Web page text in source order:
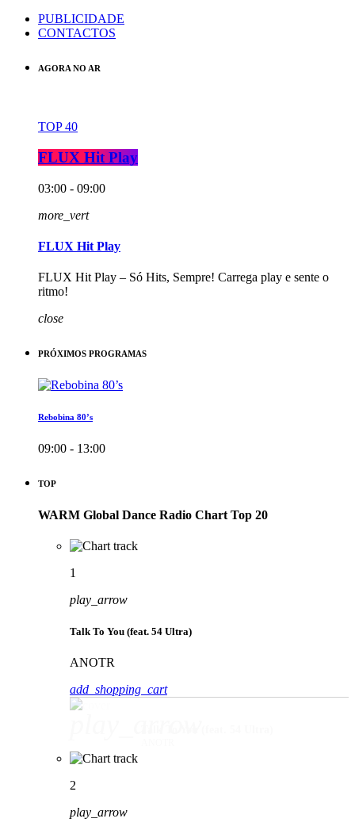
PUBLICIDADE
CONTACTOS
AGORA NO AR
TOP 40
FLUX Hit Play
03:00 - 09:00
more_vert
FLUX Hit Play
FLUX Hit Play – Só Hits, Sempre! Carrega play e sente o
ritmo!
close
PRÓXIMOS PROGRAMAS
Rebobina 80’s
09:00 - 13:00
TOP
WARM Global Dance Radio Chart Top 20
1
play_arrow
Talk To You (feat. 54 Ultra)
ANOTR
add_shopping_cart
2
play_arrow